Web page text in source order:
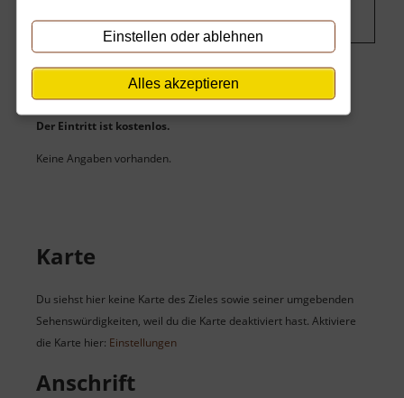
Einstellen oder ablehnen
Alles akzeptieren
Eintritt
Der Eintritt ist kostenlos.
Keine Angaben vorhanden.
Karte
Du siehst hier keine Karte des Zieles sowie seiner umgebenden
Sehenswürdigkeiten, weil du die Karte deaktiviert hast. Aktiviere
die Karte hier: Einstellungen
Anschrift